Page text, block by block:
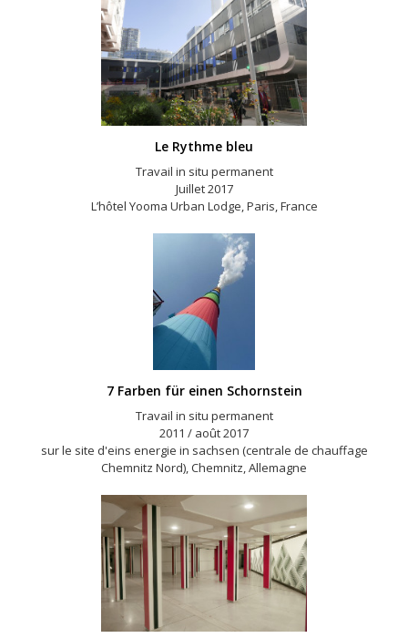
Le Rythme bleu
Travail in situ permanent
Juillet 2017
L’hôtel Yooma Urban Lodge, Paris, France
7 Farben für einen Schornstein
Travail in situ permanent
2011 / août 2017
sur le site d'eins energie in sachsen (centrale de chauffage
Chemnitz Nord), Chemnitz, Allemagne